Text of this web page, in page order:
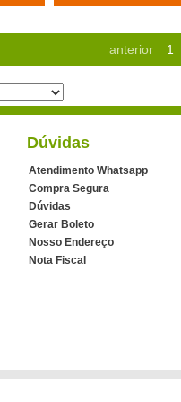
anterior 1
Dúvidas
Atendimento Whatsapp
Compra Segura
Dúvidas
Gerar Boleto
Nosso Endereço
Nota Fiscal